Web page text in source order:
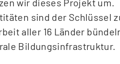
wir dieses Projekt um.
sind der Schlüssel
aller 16 Länder
Bildungsinfrastruktur.